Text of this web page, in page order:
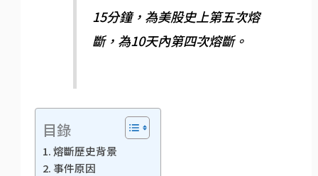
15分鐘，為美股史上第五次熔
斷，為10天內第四次熔斷。
目錄
熔斷歷史背景
事件原因